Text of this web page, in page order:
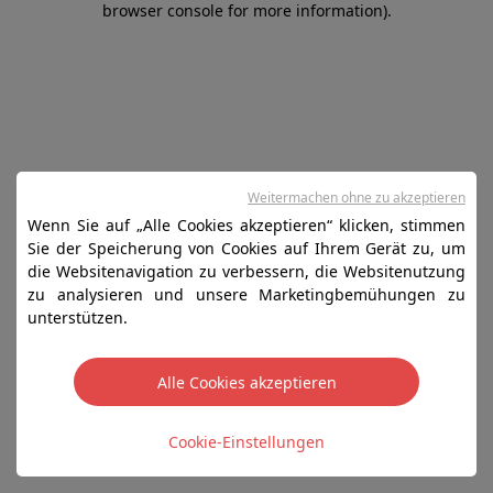
browser console for more information).
Wenn Sie auf „Alle Cookies akzeptieren“ klicken, stimmen
Sie der Speicherung von Cookies auf Ihrem Gerät zu, um
die Websitenavigation zu verbessern, die Websitenutzung
zu analysieren und unsere Marketingbemühungen zu
unterstützen.
Alle Cookies akzeptieren
Cookie-Einstellungen
Weitermachen ohne zu akzeptieren